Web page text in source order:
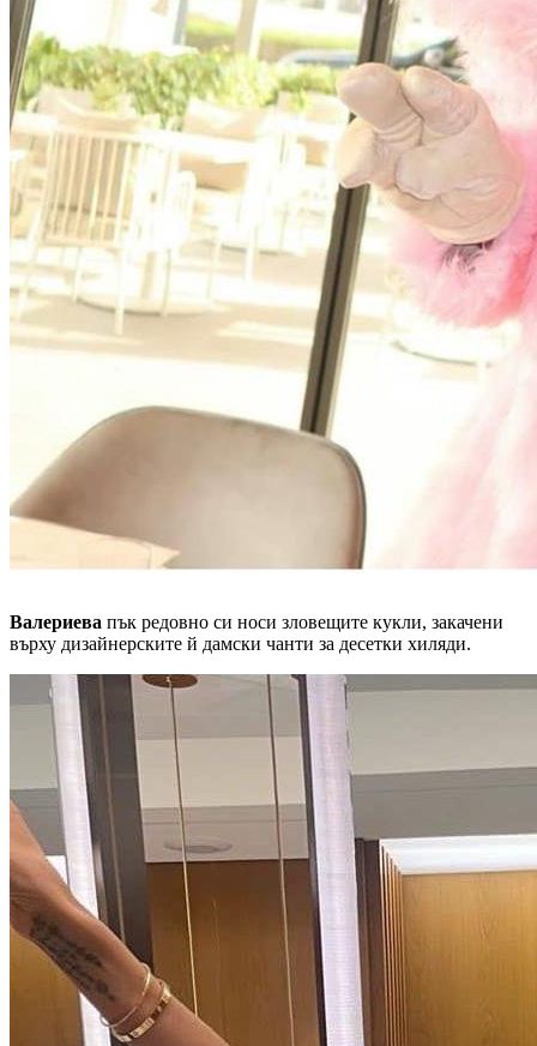
Валериева пък редовно си носи зловещите кукли, закачени
върху дизайнерските й дамски чанти за десетки хиляди.